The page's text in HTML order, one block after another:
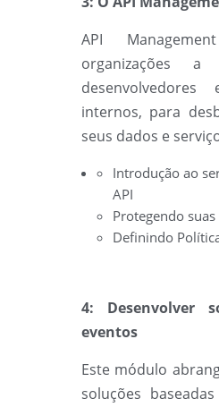
API
organizações
internos, para
seus dados e
Introdução ao
API
Protegendo suas
Definindo
4: Desenvolver
eventos
Este módulo
soluções